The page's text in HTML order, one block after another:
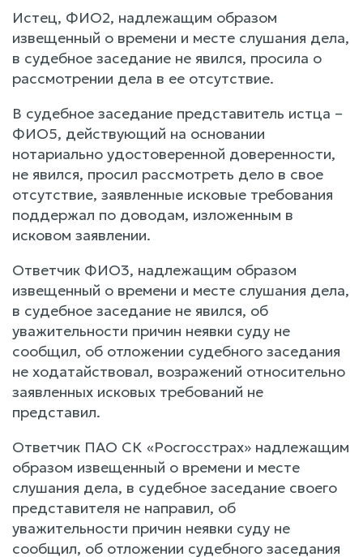
Истец, ФИО2, надлежащим образом
извещенный о времени и месте слушания дела,
в судебное заседание не явился, просила о
рассмотрении дела в ее отсутствие.
В судебное заседание представитель истца –
ФИО5, действующий на основании
нотариально удостоверенной доверенности,
не явился, просил рассмотреть дело в свое
отсутствие, заявленные исковые требования
поддержал по доводам, изложенным в
исковом заявлении.
Ответчик ФИО3, надлежащим образом
извещенный о времени и месте слушания дела,
в судебное заседание не явился, об
уважительности причин неявки суду не
сообщил, об отложении судебного заседания
не ходатайствовал, возражений относительно
заявленных исковых требований не
представил.
Ответчик ПАО СК «Росгосстрах» надлежащим
образом извещенный о времени и месте
слушания дела, в судебное заседание своего
представителя не направил, об
уважительности причин неявки суду не
сообщил, об отложении судебного заседания